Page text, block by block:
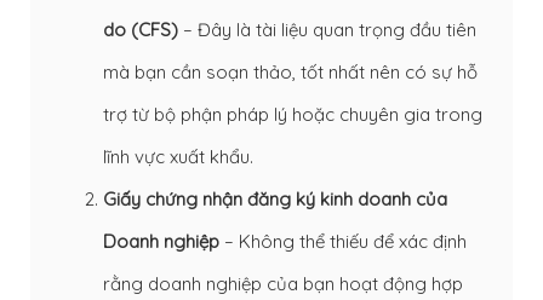
do (CFS) – Đây là tài liệu quan trọng đầu tiên
mà bạn cần soạn thảo, tốt nhất nên có sự hỗ
trợ từ bộ phận pháp lý hoặc chuyên gia trong
lĩnh vực xuất khẩu.
Giấy chứng nhận đăng ký kinh doanh của
Doanh nghiệp – Không thể thiếu để xác định
rằng doanh nghiệp của bạn hoạt động hợp